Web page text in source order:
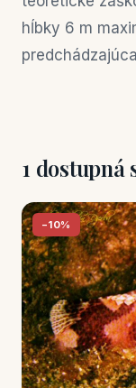
hĺbky 6 m
1 dostupná
−10%